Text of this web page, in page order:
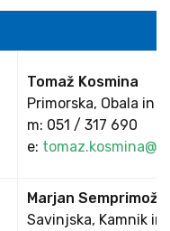
Tomaž Kosmina
Primorska, Obala in
m: 051 / 317 690
e:
Marjan
Savinjska, Kamnik in